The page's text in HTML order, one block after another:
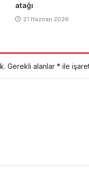
atağı
21 Haziran 2026
Gerekli alanlar * ile